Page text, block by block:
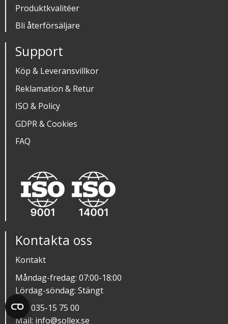
Produktkvalitéer
Bli återförsäljare
Support
Köp & Leveransvillkor
Reklamation & Retur
ISO & Policy
GDPR & Cookies
FAQ
Kontakta oss
Kontakt
Måndag-fredag: 07:00-18:00
Lördag-söndag: Stängt
Tel:035-15 75 00
Mail: info@sollex.se